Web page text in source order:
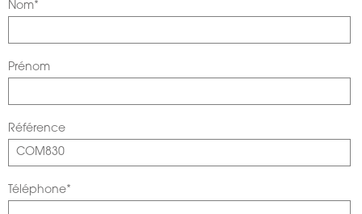
Nom*
Prénom
Référence
Téléphone*